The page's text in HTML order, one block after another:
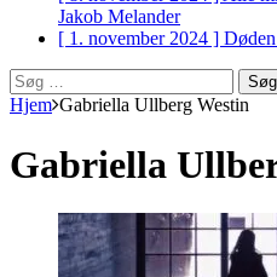
Jakob Melander
[ 1. november 2024 ]
Søg
efter:
Hjem Gabriella Ullberg Westin
Gabriella